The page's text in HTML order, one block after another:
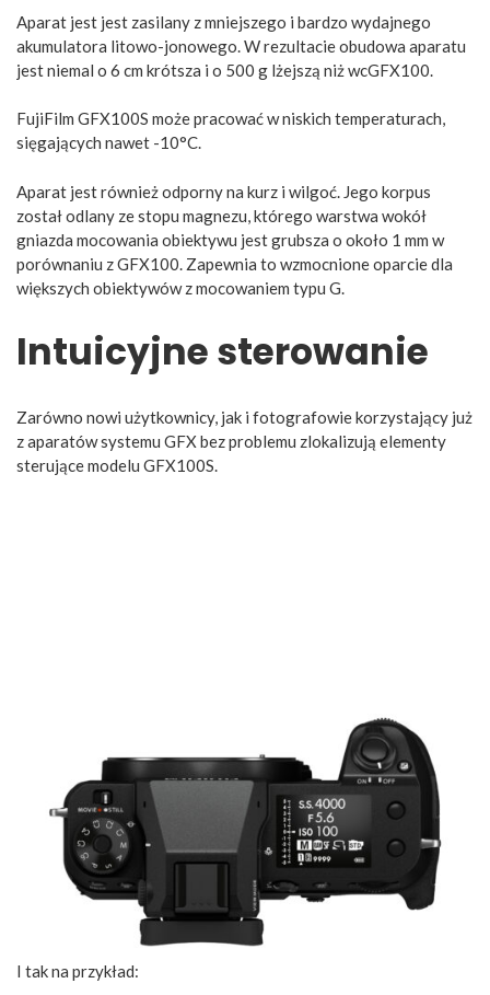
Aparat jest jest zasilany z mniejszego i bardzo wydajnego
akumulatora litowo-jonowego. W rezultacie obudowa aparatu
jest niemal o 6 cm krótsza i o 500 g lżejszą niż wcGFX100.
FujiFilm GFX100S może pracować w niskich temperaturach,
sięgających nawet -10°C.
Aparat jest również odporny na kurz i wilgoć. Jego korpus
został odlany ze stopu magnezu, którego warstwa wokół
gniazda mocowania obiektywu jest grubsza o około 1 mm w
porównaniu z GFX100. Zapewnia to wzmocnione oparcie dla
większych obiektywów z mocowaniem typu G.
Intuicyjne sterowanie
Zarówno nowi użytkownicy, jak i fotografowie korzystający już
z aparatów systemu GFX bez problemu zlokalizują elementy
sterujące modelu GFX100S.
I tak na przykład: